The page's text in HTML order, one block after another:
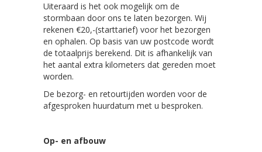
Uiteraard is het ook mogelijk om de
stormbaan door ons te laten bezorgen. Wij
rekenen €20,-(starttarief) voor het bezorgen
en ophalen. Op basis van uw postcode wordt
de totaalprijs berekend. Dit is afhankelijk van
het aantal extra kilometers dat gereden moet
worden.
De bezorg- en retourtijden worden voor de
afgesproken huurdatum met u besproken.
Op- en afbouw